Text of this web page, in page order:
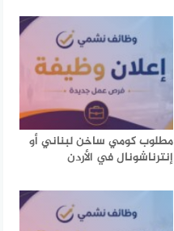
مطلوب كومي ساخن لبناني أو
إنترناشونال في الأردن